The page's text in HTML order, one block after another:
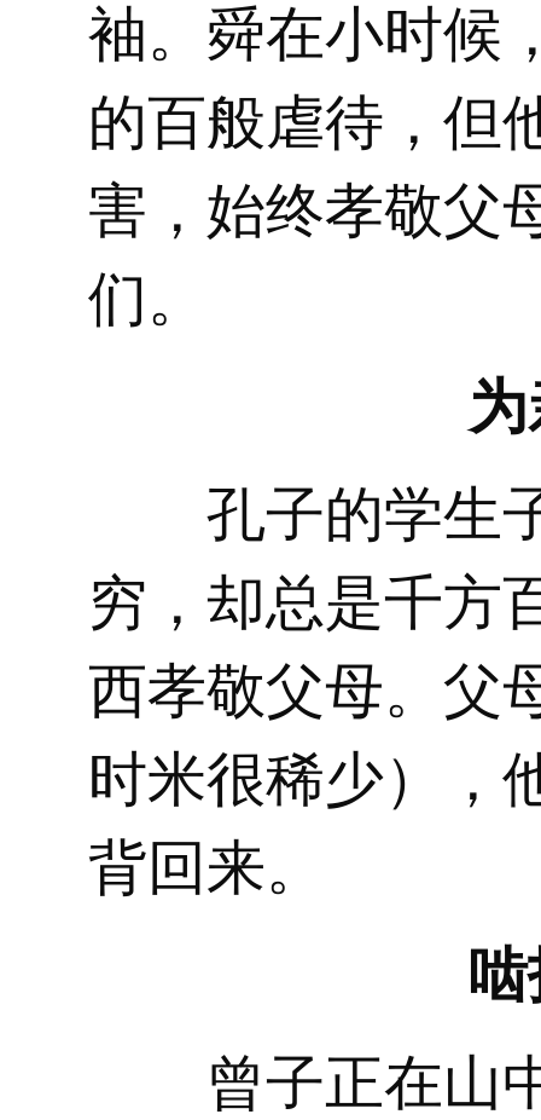
袖。舜在小时候
的百般虐待，但
害，始终孝敬父
们。
孔子的学生子
穷，却总是千方
西孝敬父母。父
时米很稀少），
背回来。
曾子正在山中